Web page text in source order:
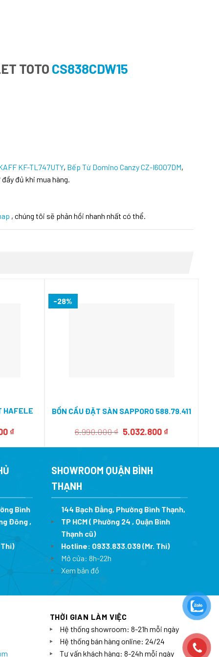
TOTO CS838CDW15
KF-TL747UTY, Bếp Từ Domino Canzy CZ-I6007DM,
đủ khi mua hàng.
, chúng tôi sẽ phản hồi nhanh nhất có thể.
HAFELE
₫Giá
tại
4.567.500 ₫.
-28%
BỒN CẦU ĐẶT SÀN SAPPORO 588.79.411
6.990.000₫ Giá
là:
5.032.800 ₫Giá
tại
Bình
Đông ,
Thi)
SHOWROOM QUẬN BÌNH
THẠNH
144 Bạch Đằng, Phường Bình Thạnh,
TP HCM ( Phường 24 , Quận Bình
Thạnh cũ)
Hotline: 0933.833.039(Mr. Thi)
Mở cửa: 8h-22h
Xem bản đồ
THỜI GIAN LÀM VIỆC
Hệ thống showroom: 8-21h mỗi ngày
Hệ thống bán hàng online: 24/24
Tư vấn khách hàng: 8-24h mỗi ngày